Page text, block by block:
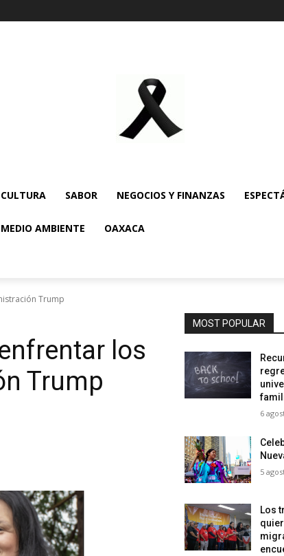
CULTURA SABOR NEGOCIOS Y FINANZAS
MEDIO AMBIENTE OAXACA
Trump
los
Trump
MOST POPULAR
6
5
Los